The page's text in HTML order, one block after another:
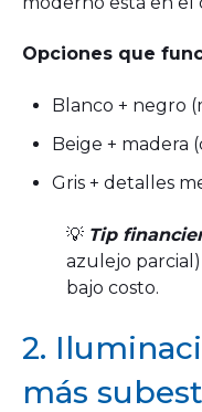
Opciones que
Blanco + negro
Beige + madera
Gris + detalles
💡 Tip
azulejo
bajo costo.
2.
más